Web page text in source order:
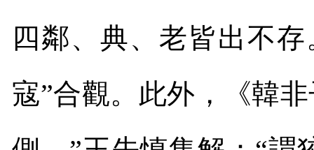
四鄰、典、老皆出不存
寇”合觀。此外，《韓